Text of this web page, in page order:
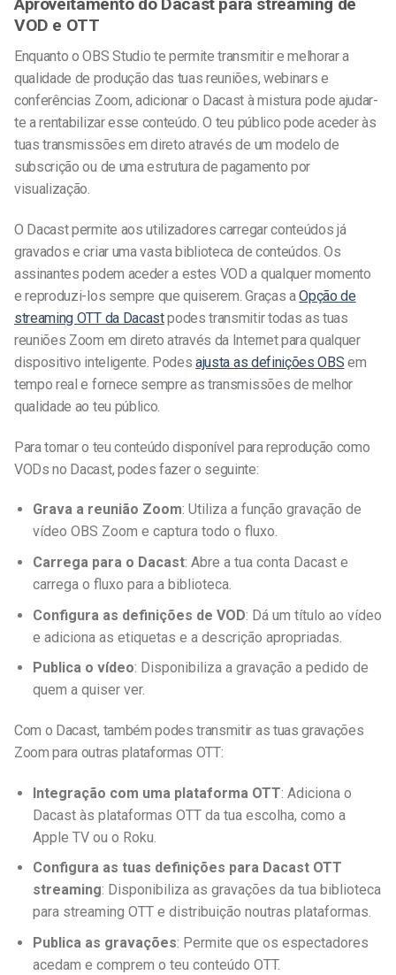
Aproveitamento do Dacast para streaming de
VOD e OTT
Enquanto o OBS Studio te permite transmitir e melhorar a
qualidade de produção das tuas reuniões, webinars e
conferências Zoom, adicionar o Dacast à mistura pode ajudar-
te a rentabilizar esse conteúdo. O teu público pode aceder às
tuas transmissões em direto através de um modelo de
subscrição ou de uma estrutura de pagamento por
visualização.
O Dacast permite aos utilizadores carregar conteúdos já
gravados e criar uma vasta biblioteca de conteúdos. Os
assinantes podem aceder a estes VOD a qualquer momento
e reproduzi-los sempre que quiserem. Graças aOpção de
streaming OTT da Dacastpodes transmitir todas as tuas
reuniões Zoom em direto através da Internet para qualquer
dispositivo inteligente. Podesajusta as definições OBS em
tempo real e fornece sempre as transmissões de melhor
qualidade ao teu público.
Para tornar o teu conteúdo disponível para reprodução como
VODs no Dacast, podes fazer o seguinte:
Grava a reunião Zoom: Utiliza a função gravação de
vídeo OBS Zoom e captura todo o fluxo.
Carrega para o Dacast: Abre a tua conta Dacast e
carrega o fluxo para a biblioteca.
Configura as definições de VOD: Dá um título ao vídeo
e adiciona as etiquetas e a descrição apropriadas.
Publica o vídeo: Disponibiliza a gravação a pedido de
quem a quiser ver.
Com o Dacast, também podes transmitir as tuas gravações
Zoom para outras plataformas OTT:
Integração com uma plataforma OTT: Adiciona o
Dacast às plataformas OTT da tua escolha, como a
Apple TV ou o Roku.
Configura as tuas definições para Dacast OTT
streaming: Disponibiliza as gravações da tua biblioteca
para streaming OTT e distribuição noutras plataformas.
Publica as gravações: Permite que os espectadores
acedam e comprem o teu conteúdo OTT.